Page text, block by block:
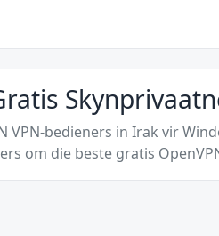
VPN-bedieners in Irak vir
om die beste gratis